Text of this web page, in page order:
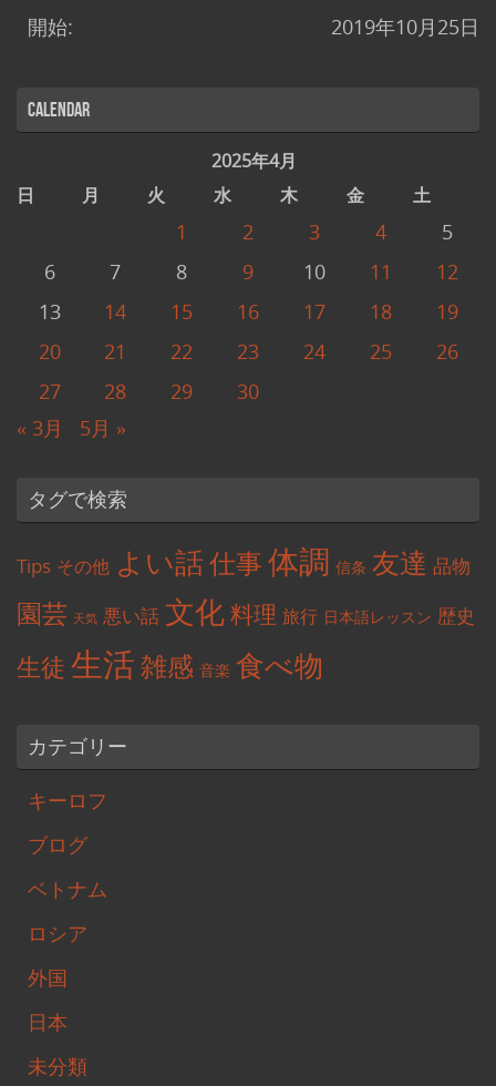
2019年10月25日
開始:
Calendar
2025年4月
日
月 火 水 木 金 土
1 2 3 4
5
6
7 8 9 10 11
12
13
14 15 16 17 18
19
20
21 22 23 24 25
26
27
28 29
30
« 3月
5月 »
タグで検索
Tips その他 よい話仕事体調 信条 友達 品物
園芸 天気 悪い話 文化料理 旅行 日本語レッスン 歴史
生徒 生活雑感 音楽 食べ物
カテゴリー
キーロフ
ブログ
ベトナム
ロシア
外国
日本
未分類